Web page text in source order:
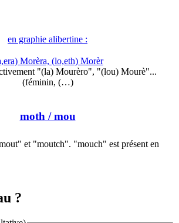
en graphie alibertine :
Morèra, (lo,eth) Morèr
"(la) Mourèro", "(lou) Mourè"...
(féminin, (…)
moth / mou
et "moutch". "mouch" est présent en
?